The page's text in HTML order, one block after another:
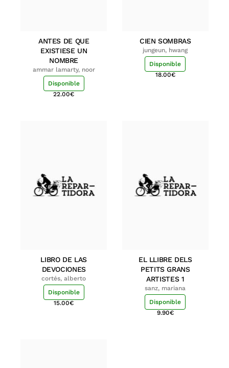
ANTES DE QUE
EXISTIESE UN
NOMBRE
ammar lamarty, noor
Disponible
22.00€
CIEN SOMBRAS
jungeun, hwang
Disponible
18.00€
LIBRO DE LAS
DEVOCIONES
cortés, alberto
Disponible
15.00€
EL LLIBRE DELS
PETITS GRANS
ARTISTES 1
sanz, mariana
Disponible
9.90€